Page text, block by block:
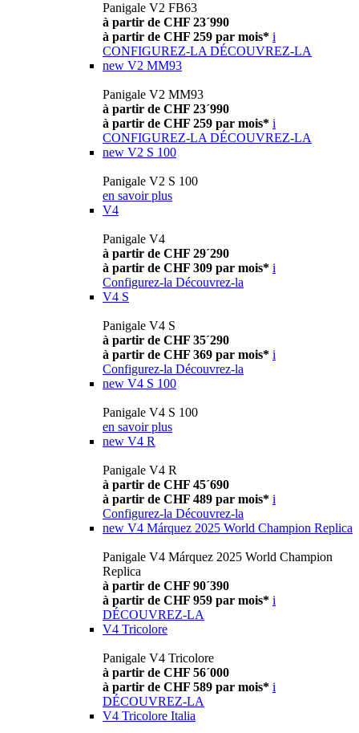
Panigale V2 FB63
à partir de CHF 23´990
à partir de CHF 259 par mois* i
CONFIGUREZ-LA DÉCOUVREZ-LA
new V2 MM93
Panigale V2 MM93
à partir de CHF 23´990
à partir de CHF 259 par mois* i
CONFIGUREZ-LA DÉCOUVREZ-LA
new V2 S 100
Panigale V2 S 100
en savoir plus
V4
Panigale V4
à partir de CHF 29´290
à partir de CHF 309 par mois* i
Configurez-la Découvrez-la
V4 S
Panigale V4 S
à partir de CHF 35´290
à partir de CHF 369 par mois* i
Configurez-la Découvrez-la
new V4 S 100
Panigale V4 S 100
en savoir plus
new V4 R
Panigale V4 R
à partir de CHF 45´690
à partir de CHF 489 par mois* i
Configurez-la Découvrez-la
new V4 Márquez 2025 World Champion Replica
Panigale V4 Márquez 2025 World Champion
Replica
à partir de CHF 90´390
à partir de CHF 959 par mois* i
DÉCOUVREZ-LA
V4 Tricolore
Panigale V4 Tricolore
à partir de CHF 56´000
à partir de CHF 589 par mois* i
DÉCOUVREZ-LA
V4 Tricolore Italia